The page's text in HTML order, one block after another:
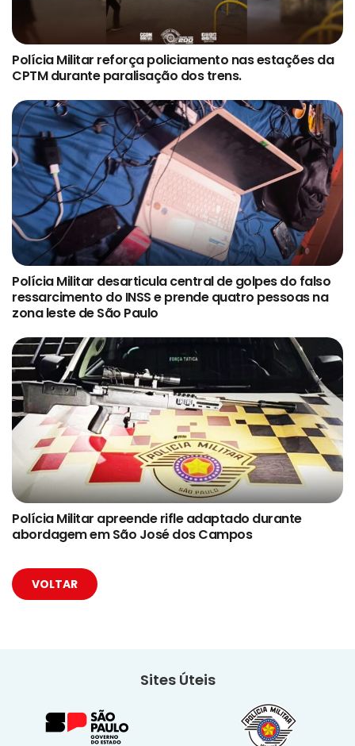
Polícia Militar reforça policiamento nas estações da
CPTM durante paralisação dos trens.
Polícia Militar desarticula central de golpes do falso
ressarcimento do INSS e prende quatro pessoas na
zona leste de São Paulo
Polícia Militar apreende rifle adaptado durante
abordagem em São José dos Campos
VOLTAR
Sites Úteis